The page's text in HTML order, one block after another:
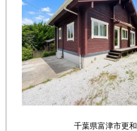
千葉県富津市更和